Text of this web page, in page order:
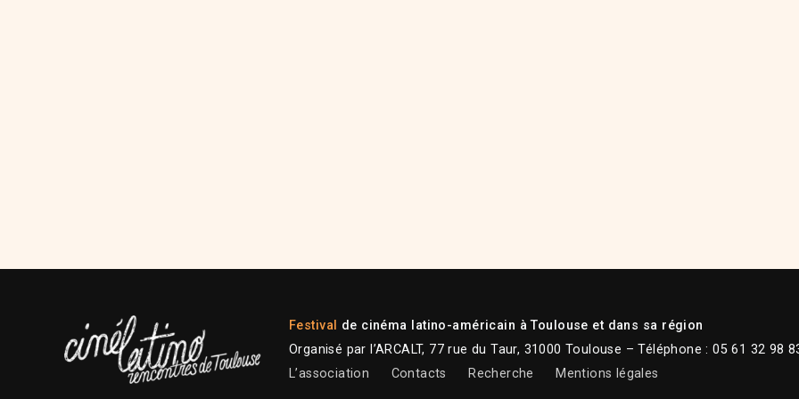
Festival de cinéma latino-américain à Toulouse et dans sa région
Organisé par l’ARCALT, 77 rue du Taur, 31000 Toulouse – Téléphone : 05 61 32 98
L’association
Contacts Recherche Mentions légales